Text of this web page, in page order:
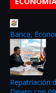
Banca,
Repatriación